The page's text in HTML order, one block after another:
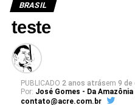
BRASIL
teste
PUBLICADO 2 anos atrásem 9 de
Por: José Gomes - Da
contato@acre.com.br